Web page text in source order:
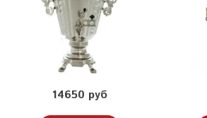
14650 руб